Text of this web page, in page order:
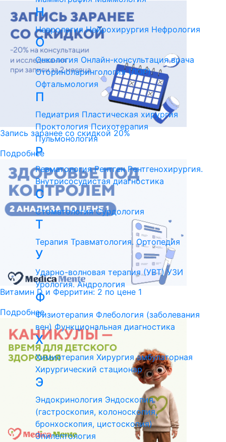
Запись заранее со скидкой 20%
Подробнее
Витамин D и Ферритин: 2 по цене 1
Подробнее
Н
Неврология Нейрохирургия Нефрология
О
Онкология Онлайн-консультация врача
Оториноларингология (ЛОР)
Офтальмология
П
Педиатрия Пластическая хирургия
Проктология Психотерапия
Пульмонология
Р
Ревматология Рентген Рентгенохирургия.
Внутрисосудистая диагностика
С
Стоматология Сурдология
Т
Терапия Травматология. Ортопедия
У
Ударно-волновая терапия (УВТ) УЗИ
Урология. Андрология
Ф
Физиотерапия Флебология (заболевания
вен) Функциональная диагностика
Х
Химиотерапия Хирургия амбулаторная
Хирургический стационар
Э
Эндокринология Эндоскопия
(гастроскопия, колоноскопия,
бронхоскопия, цистоскопия)
Эпилептология